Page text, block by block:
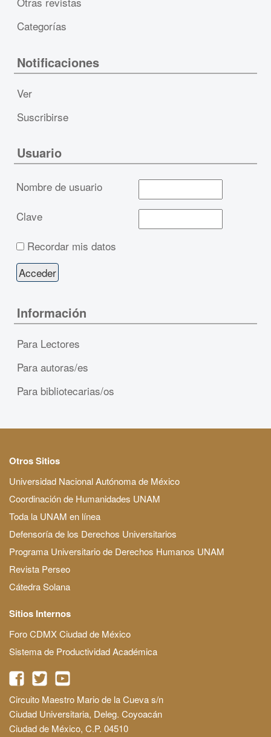
Categorías
Notificaciones
Ver
Suscribirse
Usuario
Nombre de usuario
Clave
Recordar mis datos
Información
Para Lectores
Para autoras/es
Para bibliotecarias/os
Otros Sitios
Universidad Nacional Autónoma de México
Coordinación de Humanidades UNAM
Toda la UNAM en línea
Defensoría de los Derechos Universitarios
Programa Universitario de Derechos Humanos UNAM
Revista Perseo
Cátedra Solana
Sitios Internos
Foro CDMX Ciudad de México
Sistema de Productividad Académica
Circuito Maestro Mario de la Cueva s/n
Ciudad Universitaria, Deleg. Coyoacán
Ciudad de México, C.P. 04510